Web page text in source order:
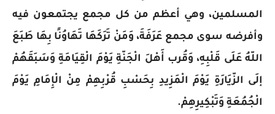
المسلمين، وهي أعظم من كل مجمع يجتمعون فيه
وأفرضه سوى مجمع عَرَفَةَ، وَمَنْ تَرَكَهَا تَهَاوُنًا بِهَا طَبَعَ
اللّهُ عَلَى قَلْبِهِ، وَقُرب أَهْلَ الْجَنّةِ يَوْمَ الْقِيَامَةِ وَسَبَقَهُمْ
إلَى الزّيَارَةِ يَوْمَ الْمَزِيدِ بِحَسْبِ قُرْبِهِمْ مِنْ الْإِمَامِ يَوْمَ
الْجُمُعَةِ وَتَبْكِيرِهِمْ.